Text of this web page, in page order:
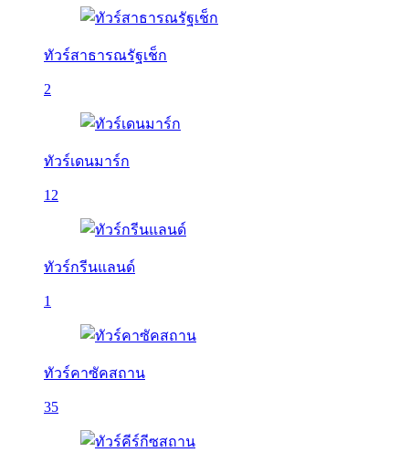
ทัวร์สาธารณรัฐเช็ก
2
ทัวร์เดนมาร์ก
12
ทัวร์กรีนแลนด์
1
ทัวร์คาซัคสถาน
35